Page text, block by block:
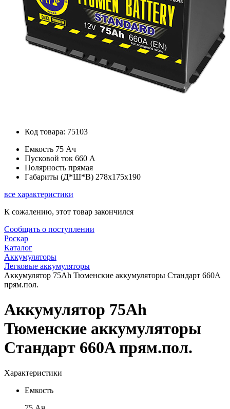
Код товара: 75103
Емкость 75 Ач
Пусковой ток 660 А
Полярность прямая
Габариты (Д*Ш*В) 278x175x190
все характеристики
К сожалению, этот товар закончился
Сообщить о поступлении
Роскар
Каталог
Аккумуляторы
Легковые аккумуляторы
Аккумулятор 75Ah Тюменские аккумуляторы Стандарт 660A
прям.пол.
Аккумулятор 75Ah
Тюменские аккумуляторы
Стандарт 660A прям.пол.
Характеристики
Емкость